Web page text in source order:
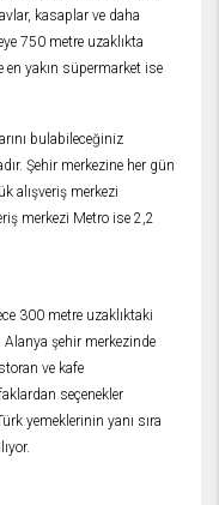
kasaplar ve daha
750 metre uzaklıkta
en yakın süpermarket ise
bulabileceğiniz
Şehir merkezine her gün
alışveriş merkezi
merkezi Metro ise 2,2
300 metre uzaklıktaki
şehir merkezinde
ve kafe
seçenekler
yemeklerinin yanı sıra